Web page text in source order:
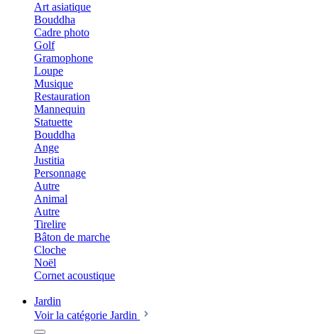
Art asiatique
Bouddha
Cadre photo
Golf
Gramophone
Loupe
Musique
Restauration
Mannequin
Statuette
Bouddha
Ange
Justitia
Personnage
Autre
Animal
Autre
Tirelire
Bâton de marche
Cloche
Noël
Cornet acoustique
Jardin
Voir la catégorie Jardin